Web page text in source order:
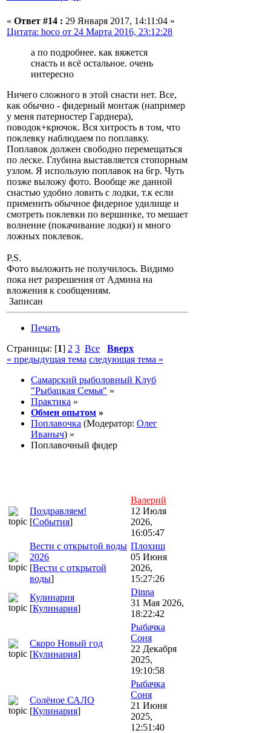
« Ответ #14 : 29 Января 2017, 14:11:04 »
Цитата: hoco от 24 Марта 2016, 23:12:28
а по подробнее. как вяжется
снасть и всё остальное. очень
интересно
Ничего сложного в этой снасти нет. Все,
как обычно - фидерный монтаж (например
у меня патерностер Гарднера),
поводок+крючок. Вся хитрость в том, что
поклевку наблюдаем по поплавку.
Поплавок должен свободно перемещаться
по леске. Глубина выставляется стопорным
узлом. Я использую поплавок на 6гр. Чуть
позже выложу фото. Вообще же данной
снастью удобно ловить с лодки, т.к если
применить обычное фидерное удилище и
смотреть поклевки по вершинке, то мешает
волнение (покачивание лодки) и много
ложных поклевок.
P.S.
Фото выложить не получилось. Видимо
пока нет разрешения от Админа на
вложения к сообщениям.
Записан
Печать
Страницы: [1] 2 3 Все
Вверх
« предыдущая тема следующая тема »
Самарский рыболовный Клуб
"Рыбацкая Семья" »
Практика »
Обмен опытом »
Поплавочка (Модератор: Олег
Иваныч) »
Поплавочный фидер
Поздравляем!
[События]
Валерий
12 Июля
2026,
16:05:47
Вести с открытой воды
2026
[Вести с открытой
воды]
Плохиш
05 Июня
2026,
15:27:26
Кулинария
[Кулинария]
Dinna
31 Мая 2026,
18:22:42
Скоро Новый год
[Кулинария]
Рыбачка
Соня
22 Декабря
2025,
19:10:58
Солёное САЛО
[Кулинария]
Рыбачка
Соня
21 Июня
2025,
12:51:40